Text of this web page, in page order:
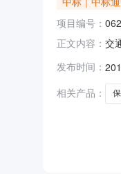
项目编号：
正文内容： 交
执
发布时间：
相关产品：